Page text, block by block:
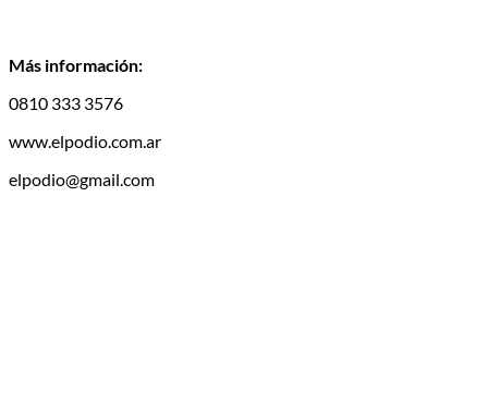
Más información:
0810 333 3576
www.elpodio.com.ar
elpodio@gmail.com